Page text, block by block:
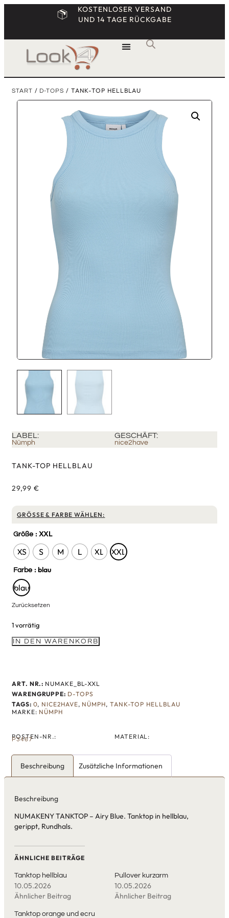
KOSTENLOSER VERSAND
UND 14 TAGE RÜCKGABE
START / D-TOPS / TANK-TOP HELLBLAU
LABEL: GESCHÄFT:
Nümph nice2have
TANK-TOP HELLBLAU
29,99 €
GRÖSSE & FARBE WÄHLEN:
Größe : XXL
XS S M L XL XXL
Farbe : blau
blau
Zurücksetzen
1 vorrätig
IN DEN WARENKORB
ART. NR.: NUMAKE_BL-XXL
WARENGRUPPE: D-TOPS
TAGS: 0, NICE2HAVE, NÜMPH, TANK-TOP HELLBLAU
MARKE: NÜMPH
POSTEN-NR.: MATERIAL:
P3467
Beschreibung Zusätzliche Informationen
Beschreibung
NUMAKENY TANKTOP – Airy Blue. Tanktop in hellblau,
gerippt, Rundhals.
ÄHNLICHE BEITRÄGE
Tanktop hellblau
10.05.2026
Ähnlicher Beitrag
Pullover kurzarm
10.05.2026
Ähnlicher Beitrag
Tanktop orange und ecru